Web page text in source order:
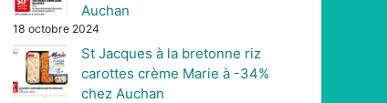
Auchan
18 octobre 2024
St Jacques à la bretonne riz
carottes crème Marie à -34%
chez Auchan